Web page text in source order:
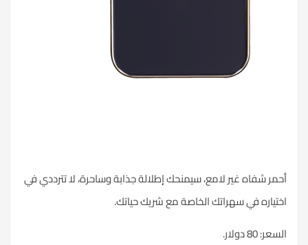
أحمر شفاه غير لامع، سيمنحك إطلالة جذابة وساحرة، لا تترددي في
اختياره في سهراتك الخاصة مع شريك حياتك.
السعر: 80 دولار.